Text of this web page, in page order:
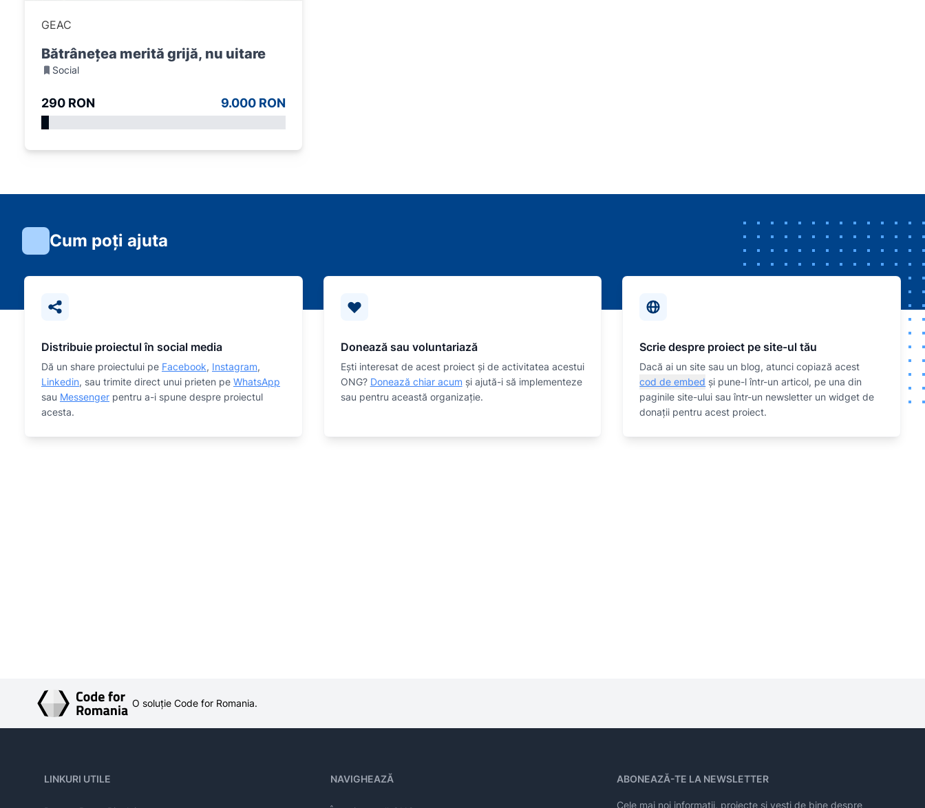
GEAC
Bătrânețea merită grijă, nu uitare
Social
290 RON 9.000 RON
Cum poți ajuta
Distribuie proiectul în social media
Dă un share proiectului pe Facebook, Instagram,
Linkedin, sau trimite direct unui prieten pe WhatsApp
sau Messenger pentru a-i spune despre proiectul
acesta.
Donează sau voluntariază
Eşti interesat de acest proiect și de activitatea acestui
ONG? Donează chiar acum și ajută-i să implementeze
sau pentru această organizaţie.
Scrie despre proiect pe site-ul tău
Dacă ai un site sau un blog, atunci copiază acest
cod de embed și pune-l într-un articol, pe una din
paginile site-ului sau într-un newsletter un widget de
donații pentru acest proiect.
O soluție Code for Romania.
LINKURI UTILE NAVIGHEAZĂ ABONEAZĂ-TE LA NEWSLETTER
Cele mai noi informații, proiecte și vești de bine despre